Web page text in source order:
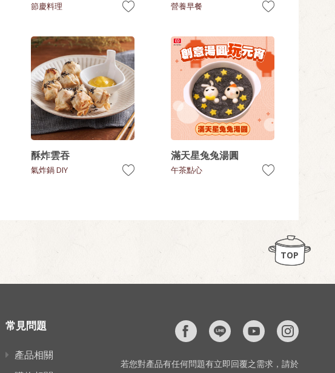
節慶料理 營養早餐
酥炸雲吞
氣炸鍋 DIY
滿天星兔兔湯圓
午茶點心
TOP
常見問題
產品相關
若您對產品有任何問題有立即回覆之需求，請於